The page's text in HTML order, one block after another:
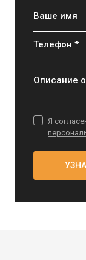
Ваше имя
Телефон *
Описание
Я